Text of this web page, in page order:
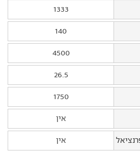
1333
140
4500
26.5
1750
אין
אין